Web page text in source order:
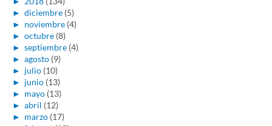
► diciembre (5)
► noviembre (4)
► octubre (8)
► septiembre (4)
► agosto (9)
► julio (10)
► junio (13)
► mayo (13)
► abril (12)
► marzo (17)